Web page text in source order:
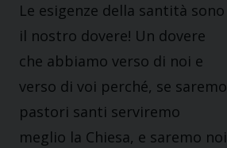
Le esigenze della santità sono
il nostro dovere! Un dovere
che abbiamo verso di noi e
verso di voi perché, se saremo
pastori santi serviremo
meglio la Chiesa, e saremo noi